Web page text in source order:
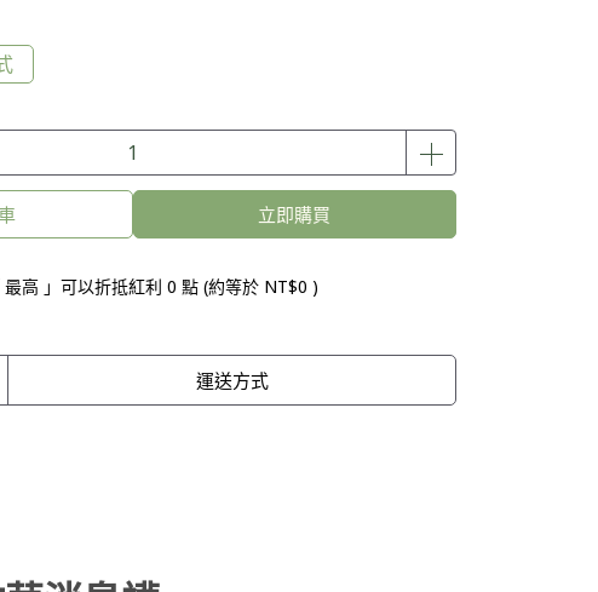
立即購買
高 」可以折抵紅利 0 點 (約等於 NT$0 )
運送方式